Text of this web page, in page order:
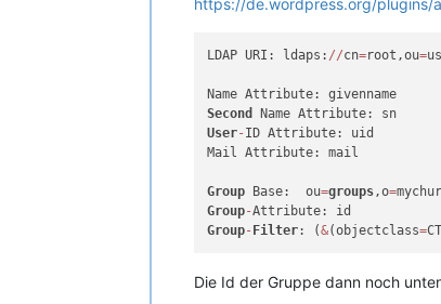
LDAP URI: ldaps: //cn=root,ou=
Second
User- ID Attribute: uid
Mail Attribute: mail
Group Base:  ou=groups,o=
Group-
Group- Filter: (&(objectclass=
Die Id der Gruppe dann noch